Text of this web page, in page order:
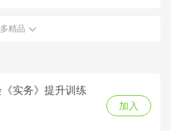
《财务管理》定制
精品
《实务》提升训练
加入